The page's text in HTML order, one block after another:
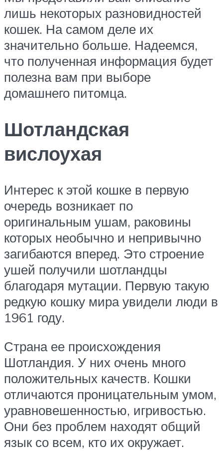
лишь некоторых разновидностей
кошек. На самом деле их
значительно больше. Надеемся,
что полученная информация будет
полезна вам при выборе
домашнего питомца.
Шотландская
вислоухая
Интерес к этой кошке в первую
очередь возникает по
оригинальным ушам, раковины
которых необычно и непривычно
загибаются вперед. Это строение
ушей получили шотландцы
благодаря мутации. Первую такую
редкую кошку мира увидели люди в
1961 году.
Страна ее происхождения
Шотландия. У них очень много
положительных качеств. Кошки
отличаются проницательным умом,
уравновешенностью, игривостью.
Они без проблем находят общий
язык со всем, кто их окружает.